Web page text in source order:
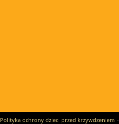
Polityka ochrony dzieci przed krzywdzeniem